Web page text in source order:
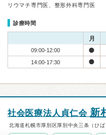
リウマチ専門医、整形外科専門医
診療時間
月
09:00-12:00
14:00-17:30
社会医療法人貞仁会 新
北海道札幌市厚別区厚別中央三条（ひ